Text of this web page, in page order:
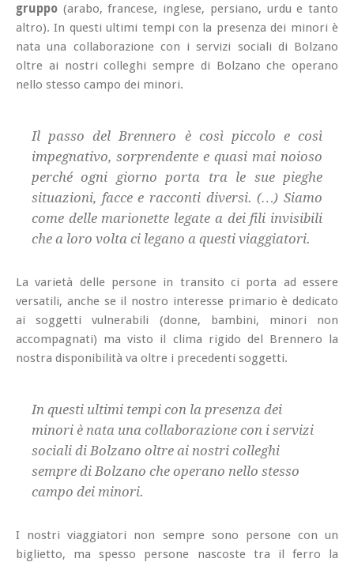
gruppo (arabo, francese, inglese, persiano, urdu e tanto
altro). In questi ultimi tempi con la presenza dei minori è
nata una collaborazione con i servizi sociali di Bolzano
oltre ai nostri colleghi sempre di Bolzano che operano
nello stesso campo dei minori.
Il passo del Brennero è così piccolo e così
impegnativo, sorprendente e quasi mai noioso
perché ogni giorno porta tra le sue pieghe
situazioni, facce e racconti diversi. (…) Siamo
come delle marionette legate a dei fili invisibili
che a loro volta ci legano a questi viaggiatori.
La varietà delle persone in transito ci porta ad essere
versatili, anche se il nostro interesse primario è dedicato
ai soggetti vulnerabili (donne, bambini, minori non
accompagnati) ma visto il clima rigido del Brennero la
nostra disponibilità va oltre i precedenti soggetti.
In questi ultimi tempi con la presenza dei
minori è nata una collaborazione con i servizi
sociali di Bolzano oltre ai nostri colleghi
sempre di Bolzano che operano nello stesso
campo dei minori.
I nostri viaggiatori non sempre sono persone con un
biglietto, ma spesso persone nascoste tra il ferro la